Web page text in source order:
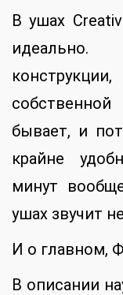
В ушах
бывает, и
крайне
минут
ушах звучит
И о главном,
В описании